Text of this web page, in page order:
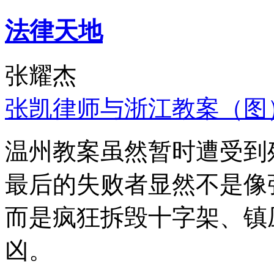
法律天地
张耀杰
张凯律师与浙江教案（图
温州教案虽然暂时遭受
最后的失败者显然不是
而是疯狂拆毁十字架、
凶。